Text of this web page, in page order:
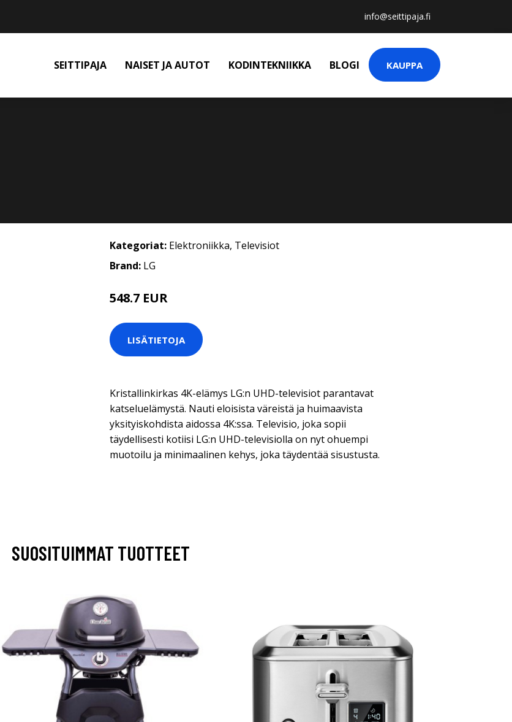
info@seittipaja.fi
SEITTIPAJA NAISET JA AUTOT KODINTEKNIIKKA BLOGI KAUPPA
Kategoriat: Elektroniikka, Televisiot
Brand: LG
548.7 EUR
LISÄTIETOJA
Kristallinkirkas 4K-elämys LG:n UHD-televisiot parantavat
katseluelämystä. Nauti eloisista väreistä ja huimaavista
yksityiskohdista aidossa 4K:ssa. Televisio, joka sopii
täydellisesti kotiisi LG:n UHD-televisiolla on nyt ohuempi
muotoilu ja minimaalinen kehys, joka täydentää sisustusta.
SUOSITUIMMAT TUOTTEET